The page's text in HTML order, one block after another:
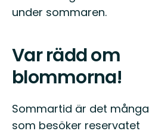
under sommaren.
Var rädd om
blommorna!
Sommartid är det många
som besöker reservatet